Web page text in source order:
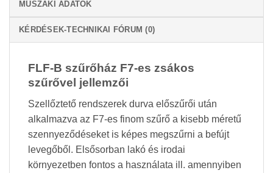
MŰSZAKI ADATOK
KÉRDÉSEK-TECHNIKAI FÓRUM (0)
FLF-B szűrőház F7-es zsákos
szűrővel jellemzői
Szellőztető rendszerek durva előszűrői után
alkalmazva az F7-es finom szűrő a kisebb méretű
szennyeződéseket is képes megszűrni a befújt
levegőből. Elsősorban lakó és irodai
környezetben fontos a használata ill. amennyiben